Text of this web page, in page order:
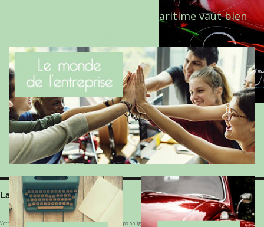
Laisser un commentaire
Votre adresse e-mail ne sera pas publiée.Les champs obligatoires sont indiqués avec
Le Benaise de la Charente-Maritime vaut bien